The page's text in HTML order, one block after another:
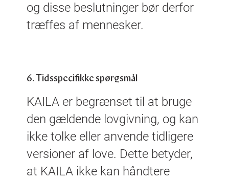
og disse beslutninger bør derfor
træffes af mennesker.
6. Tidsspecifikke spørgsmål
KAILA er begrænset til at bruge
den gældende lovgivning, og kan
ikke tolke eller anvende tidligere
versioner af love. Dette betyder,
at KAILA ikke kan håndtere